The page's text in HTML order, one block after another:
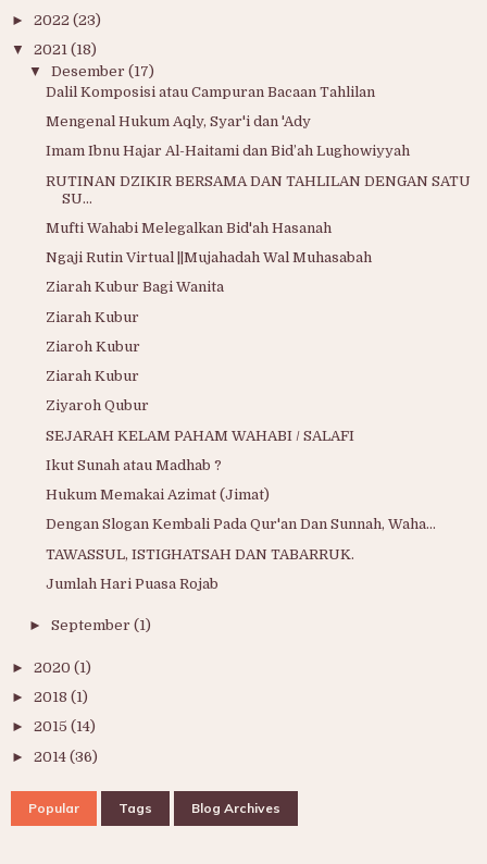
► 2022 (23)
▼ 2021 (18)
▼ Desember (17)
Dalil Komposisi atau Campuran Bacaan Tahlilan
Mengenal Hukum Aqly, Syar'i dan 'Ady
Imam Ibnu Hajar Al-Haitami dan Bid’ah Lughowiyyah
RUTINAN DZIKIR BERSAMA DAN TAHLILAN DENGAN SATU
SU...
Mufti Wahabi Melegalkan Bid'ah Hasanah
Ngaji Rutin Virtual ||Mujahadah Wal Muhasabah
Ziarah Kubur Bagi Wanita
Ziarah Kubur
Ziaroh Kubur
Ziarah Kubur
Ziyaroh Qubur
SEJARAH KELAM PAHAM WAHABI / SALAFI
Ikut Sunah atau Madhab ?
Hukum Memakai Azimat (Jimat)
Dengan Slogan Kembali Pada Qur'an Dan Sunnah, Waha...
TAWASSUL, ISTIGHATSAH DAN TABARRUK.
Jumlah Hari Puasa Rojab
► September (1)
► 2020 (1)
► 2018 (1)
► 2015 (14)
► 2014 (36)
Popular Tags Blog Archives